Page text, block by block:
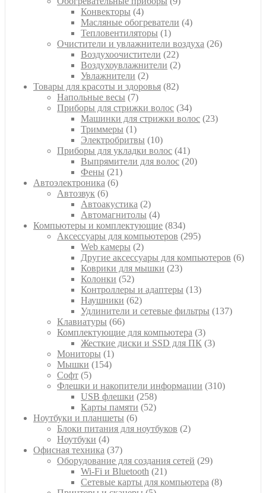
Конвекторы 44
товара
Масляные обогреватели 44
Тепловентиляторы 11
товар
Очистители и увлажнители воздуха 2626
Воздухоочистители 2222
товара
Воздухоувлажнители 22
Увлажнители 22
товара
Товары для красоты и здоровья 8282
Напольные весы 77
товаров
Приборы для стрижки волос 3434
товара
Машинки для стрижки волос 2323
Триммеры 11
товар
Электробритвы 1010
товаров
Приборы для укладки волос 4141
товар
Выпрямители для волос 2020
Фены 2121
Автоэлектроника 66
Автозвук 66
товаров
Автоакустика 22
товара
Автомагнитолы 44
товара
Компьютеры и комплектующие 834834
товара
Аксессуары для компьютеров 295295
Web камеры 22
товара
Другие аксессуары для компьютеров 66
Коврики для мышки 2323
Колонки 5252
товара
Контроллеры и адаптеры 1313
Наушники 6262
товара
Удлинители и сетевые фильтры 137137
Клавиатуры 6666
товаров
Комплектующие для компьютера 33
товара
Жесткие диски и SSD для ПК 33
Мониторы 11
товар
Мышки 154154
Софт 55
товаров
Флешки и накопители информации 310310
USB флешки 258258
товаров
Карты памяти 5252
Ноутбуки и планшеты 66
товаров
Блоки питания для ноутбуков 22
Ноутбуки 44
товара
Офисная техника 3737
товаров
Оборудование для создания сетей 2929
Wi-Fi и Bluetooth 2121
товар
Сетевые карты для компьютера 88